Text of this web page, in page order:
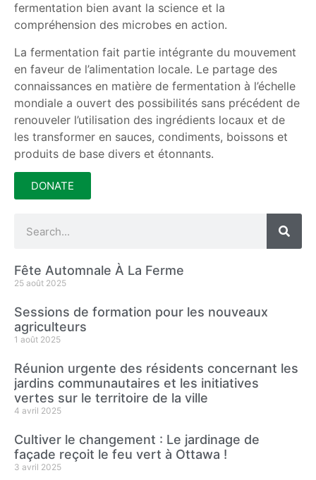
fermentation bien avant la science et la
compréhension des microbes en action.
La fermentation fait partie intégrante du mouvement
en faveur de l’alimentation locale. Le partage des
connaissances en matière de fermentation à l’échelle
mondiale a ouvert des possibilités sans précédent de
renouveler l’utilisation des ingrédients locaux et de
les transformer en sauces, condiments, boissons et
produits de base divers et étonnants.
DONATE
Fête Automnale À La Ferme
25 août 2025
Sessions de formation pour les nouveaux
agriculteurs
1 août 2025
Réunion urgente des résidents concernant les
jardins communautaires et les initiatives
vertes sur le territoire de la ville
4 avril 2025
Cultiver le changement : Le jardinage de
façade reçoit le feu vert à Ottawa !
3 avril 2025